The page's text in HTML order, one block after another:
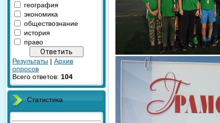
география
экономика
обществознание
история
право
Результаты | Архив
опросов
Всего ответов: 104
Статистика